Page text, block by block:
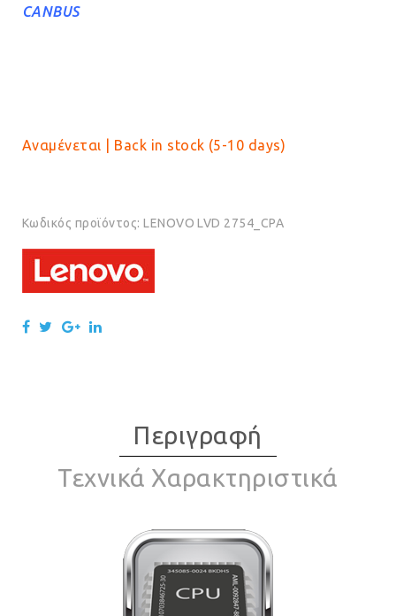
CANBUS
Αναμένεται | Back in stock (5-10 days)
Κωδικός προϊόντος:LENOVO LVD 2754_CPA
Περιγραφή
Τεχνικά Χαρακτηριστικά